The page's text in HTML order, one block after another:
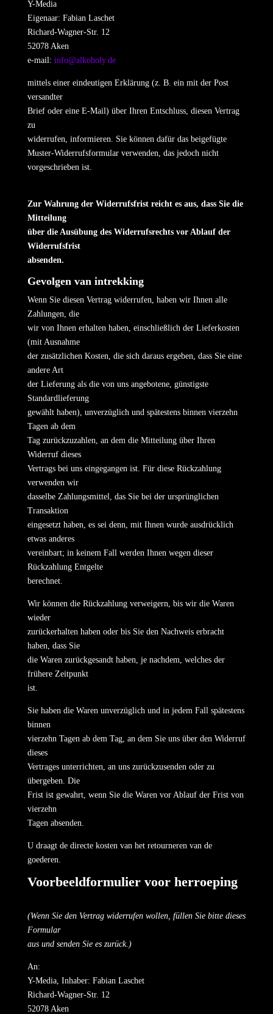
Y-Media
Eigenaar: Fabian Laschet
Richard-Wagner-Str. 12
52078 Aken
e-mail: info@alkoholy.de
mittels einer eindeutigen Erklärung (z. B. ein mit der Post
versandter
Brief oder eine E-Mail) über Ihren Entschluss, diesen Vertrag
zu
widerrufen, informieren. Sie können dafür das beigefügte
Muster-Widerrufsformular verwenden, das jedoch nicht
vorgeschrieben ist.
Zur Wahrung der Widerrufsfrist reicht es aus, dass Sie die
Mitteilung
über die Ausübung des Widerrufsrechts vor Ablauf der
Widerrufsfrist
absenden.
Gevolgen van intrekking
Wenn Sie diesen Vertrag widerrufen, haben wir Ihnen alle
Zahlungen, die
wir von Ihnen erhalten haben, einschließlich der Lieferkosten
(mit Ausnahme
der zusätzlichen Kosten, die sich daraus ergeben, dass Sie eine
andere Art
der Lieferung als die von uns angebotene, günstigste
Standardlieferung
gewählt haben), unverzüglich und spätestens binnen vierzehn
Tagen ab dem
Tag zurückzuzahlen, an dem die Mitteilung über Ihren
Widerruf dieses
Vertrags bei uns eingegangen ist. Für diese Rückzahlung
verwenden wir
dasselbe Zahlungsmittel, das Sie bei der ursprünglichen
Transaktion
eingesetzt haben, es sei denn, mit Ihnen wurde ausdrücklich
etwas anderes
vereinbart; in keinem Fall werden Ihnen wegen dieser
Rückzahlung Entgelte
berechnet.
Wir können die Rückzahlung verweigern, bis wir die Waren
wieder
zurückerhalten haben oder bis Sie den Nachweis erbracht
haben, dass Sie
die Waren zurückgesandt haben, je nachdem, welches der
frühere Zeitpunkt
ist.
Sie haben die Waren unverzüglich und in jedem Fall spätestens
binnen
vierzehn Tagen ab dem Tag, an dem Sie uns über den Widerruf
dieses
Vertrages unterrichten, an uns zurückzusenden oder zu
übergeben. Die
Frist ist gewahrt, wenn Sie die Waren vor Ablauf der Frist von
vierzehn
Tagen absenden.
U draagt de directe kosten van het retourneren van de
goederen.
Voorbeeldformulier voor herroeping
(Wenn Sie den Vertrag widerrufen wollen, füllen Sie bitte dieses
Formular
aus und senden Sie es zurück.)
An:
Y-Media, Inhaber: Fabian Laschet
Richard-Wagner-Str. 12
52078 Aken